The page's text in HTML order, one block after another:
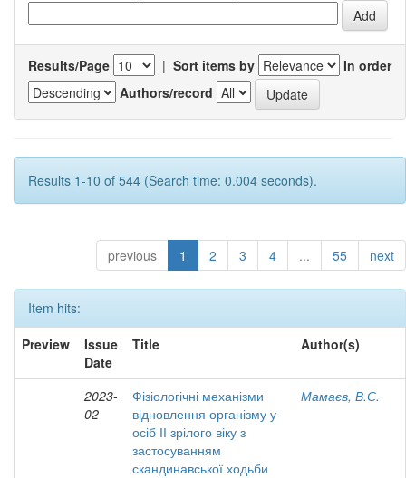
Results/Page | Sort items by
In order
Authors/record
Results 1-10 of 544 (Search time: 0.004 seconds).
previous 1 2 3 4 ... 55 next
Item hits:
Preview
Issue
Date
Title Author(s)
2023-
02
Фізіологічні механізми
відновлення організму у
осіб ІІ зрілого віку з
застосуванням
скандинавської ходьби
Мамаєв, В.С.